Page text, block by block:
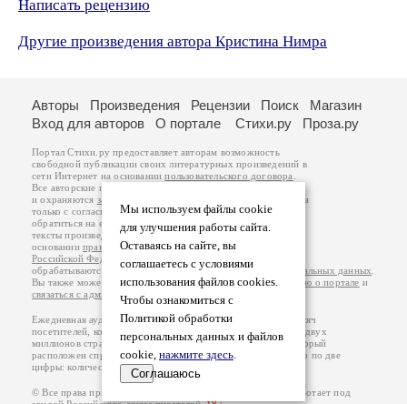
Написать рецензию
Другие произведения автора Кристина Нимра
Мы используем файлы cookie
для улучшения работы сайта.
Оставаясь на сайте, вы
соглашаетесь с условиями
использования файлов cookies.
Чтобы ознакомиться с
Политикой обработки
персональных данных и файлов
cookie, нажмите здесь.
Соглашаюсь
Авторы Произведения Рецензии Поиск
Магазин
Вход для авторов
О портале Стихи.ру Проза.ру
Портал Стихи.ру предоставляет авторам возможность
свободной публикации своих литературных произведений в
сети Интернет на основаниипользовательского договора
Все авторские права на произведения принадлежат авторам
и охраняются законом
. Перепечатка произведений возможна
только с согласия его автора, к которому вы можете
обратиться на его авторской странице. Ответственность за
тексты произведений авторы несут самостоятельно на
основанииправил публикацииизаконодательства
Российской Федерации
обрабатываются на основанииПолитики обработки персональных данных
Вы также можете посмотреть более подробнуюинформацию о портале и
связаться с администрацией
Ежедневная аудитория портала Стихи.ру – порядка 200 тысяч
посетителей, которые в общей сумме просматривают более двух
миллионов страниц по данным счетчика посещаемости, который
расположен справа от этого текста. В каждой графе указано по две
цифры: количество просмотров и количество посетителей.
© Все права принадлежат авторам, 2000-2026. Портал работает под